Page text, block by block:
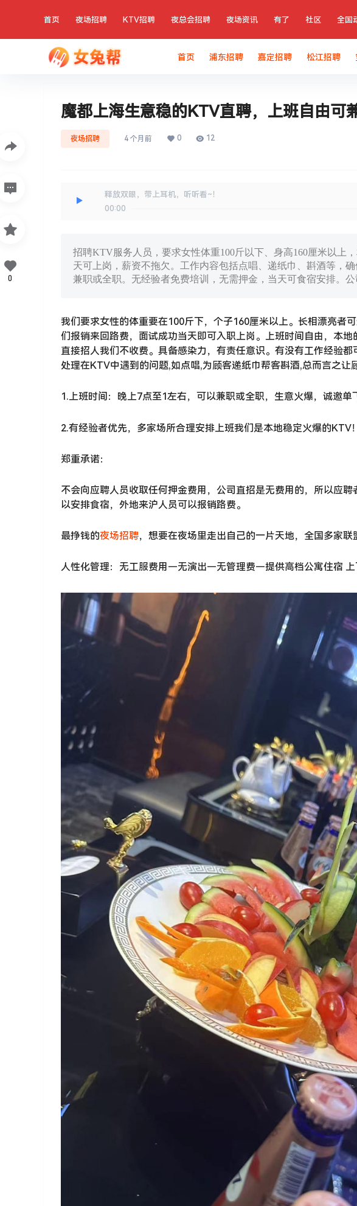
首页 夜场招聘 KTV招聘 夜总会招聘 夜场资讯 有了 社区 全国
首页 浦东招聘 嘉定招聘 松江招聘
魔都上海生意稳的KTV直聘，上班自由可
夜场招聘 4 个月前 0 12
释放双眼，带上耳机，听听看~！
00:00
招聘KTV服务人员，要求女性体重100斤以下、身高160厘米以上
天可上岗，薪资不拖欠。工作内容包括点唱、递纸巾、斟酒等，
兼职或全职。无经验者免费培训，无需押金，当天可食宿安排。
我们要求女性的体重要在100斤下，个子160厘米以上。长相漂亮者
们报销来回路费，面试成功当天即可入职上岗。上班时间自由，本
直接招人我们不收费。具备感染力，有责任意识。有没有工作经验
处理在KTV中遇到的问题,如点唱,为顾客递纸巾帮客斟酒,总而言之让
1.上班时间：晚上7点至1左右，可以兼职或全职，生意火爆，诚邀单
2.有经验者优先，多家场所合理安排上班我们是本地稳定火爆的KTV
郑重承诺：
不会向应聘人员收取任何押金费用，公司直招是无费用的，所以应
以安排食宿，外地来沪人员可以报销路费。
最挣钱的夜场招聘，想要在夜场里走出自己的一片天地，全国多家
人性化管理：无工服费用－无演出－无管理费－提供高档公寓住宿
0